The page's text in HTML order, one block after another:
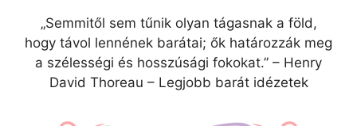
„Semmitől sem tűnik olyan tágasnak a föld,
hogy távol lennének barátai; ők határozzák meg
a szélességi és hosszúsági fokokat.” – Henry
David Thoreau – Legjobb barát idézetek